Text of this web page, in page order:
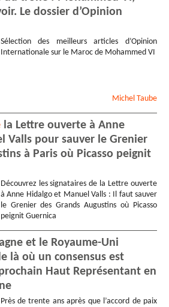
Le dossier d’Opinion
Sélection des meilleurs articles d’Opinion
Internationale sur le Maroc de Mohammed VI
Michel Taube
la Lettre ouverte à Anne
Valls pour sauver le Grenier
à Paris où Picasso peignit
Découvrez les signataires de la Lettre ouverte
à Anne Hidalgo et Manuel Valls : Il faut sauver
le Grenier des Grands Augustins où Picasso
peignit Guernica
et le Royaume-Uni
là où un consensus est
Haut Représentant en
Près de trente ans après que l’accord de paix